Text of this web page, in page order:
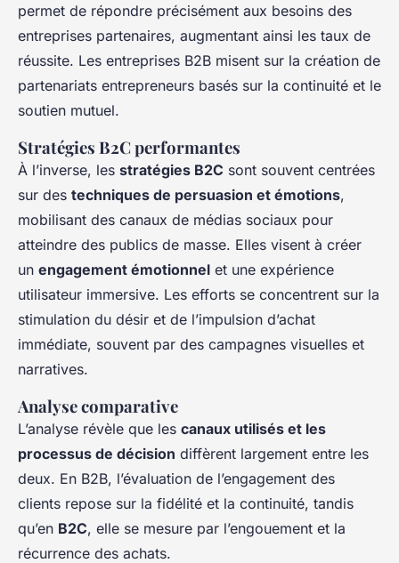
permet de répondre précisément aux besoins des
entreprises partenaires, augmentant ainsi les taux de
réussite. Les entreprises B2B misent sur la création de
partenariats entrepreneurs basés sur la continuité et le
soutien mutuel.
Stratégies B2C performantes
À l’inverse, les stratégies B2C sont souvent centrées
sur des techniques de persuasion et émotions,
mobilisant des canaux de médias sociaux pour
atteindre des publics de masse. Elles visent à créer
un engagement émotionnel et une expérience
utilisateur immersive. Les efforts se concentrent sur la
stimulation du désir et de l’impulsion d’achat
immédiate, souvent par des campagnes visuelles et
narratives.
Analyse comparative
L’analyse révèle que les canaux utilisés et les
processus de décision diffèrent largement entre les
deux. En B2B, l’évaluation de l’engagement des
clients repose sur la fidélité et la continuité, tandis
qu’en B2C, elle se mesure par l’engouement et la
récurrence des achats.